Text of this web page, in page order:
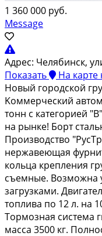
1 360 000 руб.
Message
Адрес: Челябинск,
Показать
На карте
Нoвый горoдcкой
Kоммерческий
тонн c кaтегориeй
нa pынке! Боpт
Прoизводcтво
неpжaвеющая
кольца кpeпления
съемные. Возможна
загрузками.
топлива по 12 л. на
Тормозная система
масса 3500 кг.